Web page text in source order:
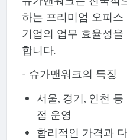
하는 프리미엄 오피스
기업의 업무 효율성
합니다.
- 슈가맨워크의 특징
서울, 경기, 인천
점 운영
합리적인 가격과